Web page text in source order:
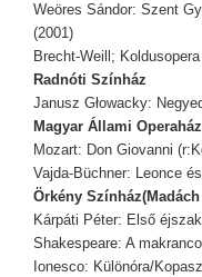
Weöres Sándor: Szent
(2001)
Brecht-Weill;
Radnóti Színház
Janusz Głowacky:
Magyar Állami Operaház
Mozart: Don Giovanni
Vajda-Büchner: Leonce
Örkény
Kárpáti Péter: Első
Shakespeare: A
Ionesco: Különóra/